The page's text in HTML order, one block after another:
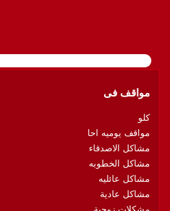
مواقف فى
كلو
مواقف يوميه احا
مشاكل الاصدقاء
مشاكل الخطوبه
مشاكل عائليه
مشاكل عادية